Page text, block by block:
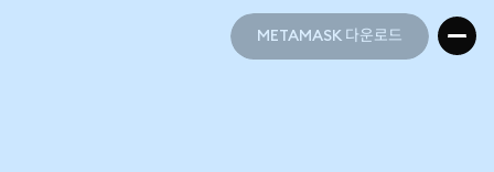
METAMASK 다운로드